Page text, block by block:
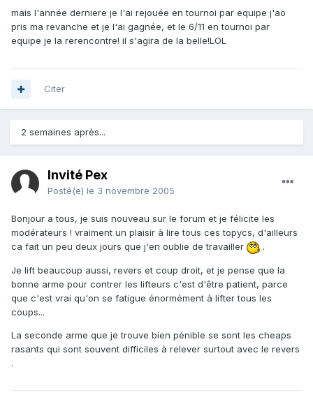
mais l'année derniere je l'ai rejouée en tournoi par equipe j'ao
pris ma revanche et je l'ai gagnée, et le 6/11 en tournoi par
equipe je la rerencontre! il s'agira de la belle!LOL
Citer
2 semaines après...
Invité Pex
Posté(e) le 3 novembre 2005
Bonjour a tous, je suis nouveau sur le forum et je félicite les
modérateurs ! vraiment un plaisir à lire tous ces topycs, d'ailleurs
ca fait un peu deux jours que j'en oublie de travailler
.
Je lift beaucoup aussi, revers et coup droit, et je pense que la
bonne arme pour contrer les lifteurs c'est d'être patient, parce
que c'est vrai qu'on se fatigue énormément à lifter tous les
coups...
La seconde arme que je trouve bien pénible se sont les cheaps
rasants qui sont souvent difficiles à relever surtout avec le revers
.